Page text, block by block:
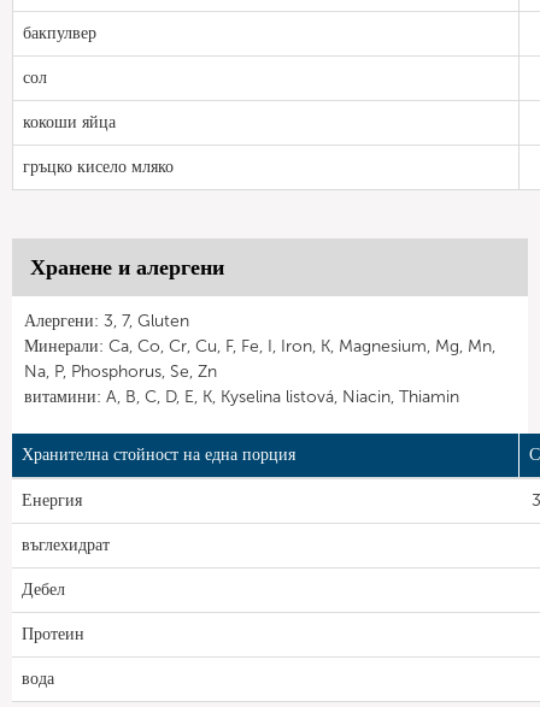
бакпулвер
сол
кокоши яйца
гръцко кисело мляко
Хранене и алергени
Алергени: 3, 7, Gluten
Минерали: Ca, Co, Cr, Cu, F, Fe, I, Iron, K, Magnesium, Mg, Mn,
Na, P, Phosphorus, Se, Zn
витамини: A, B, C, D, E, K, Kyselina listová, Niacin, Thiamin
Хранителна стойност на една порция
Енергия
въглехидрат
Дебел
Протеин
вода